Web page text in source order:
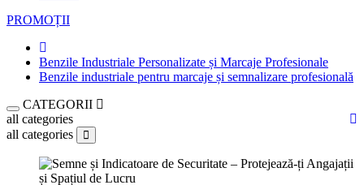
PROMOȚII
Benzile Industriale Personalizate și Marcaje Profesionale
Benzile industriale pentru marcaje și semnalizare profesională
CATEGORII
all categories
all categories